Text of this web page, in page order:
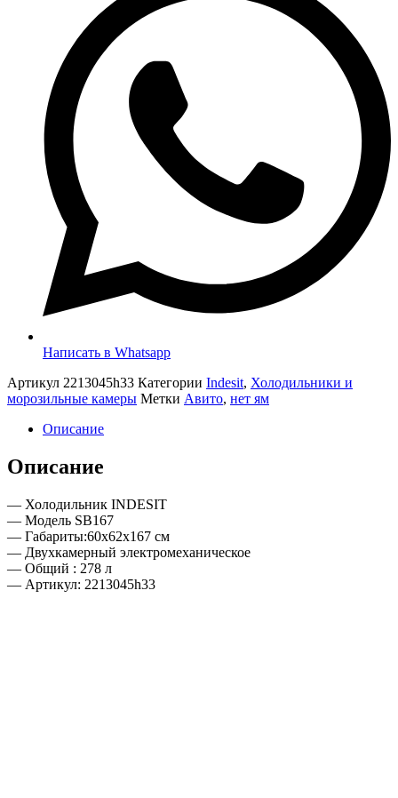
Написать в Whatsapp
Артикул 2213045h33 Категории Indesit, Холодильники и
морозильные камеры Метки Авито, нет ям
Описание
Описание
— Холодильник INDESIT
— Модель SB167
— Габариты:60x62x167 см
— Двухкамерный электромеханическое
— Общий : 278 л
— Артикул: 2213045h33